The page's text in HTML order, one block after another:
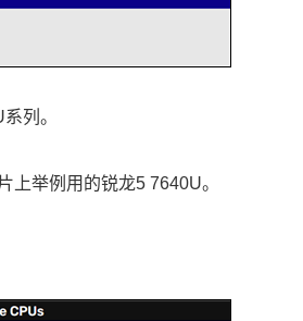
列。
上举例用的锐龙5 7640U。